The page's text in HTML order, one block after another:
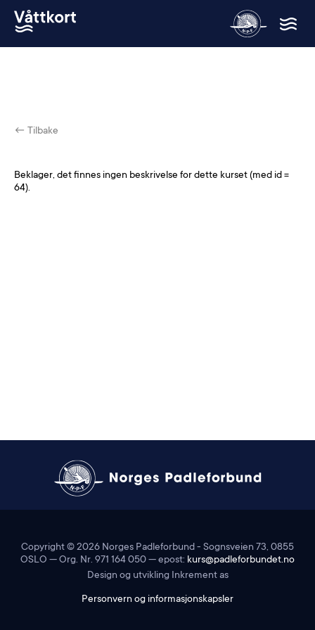
← Tilbake
Beklager, det finnes ingen beskrivelse for dette kurset (med id =
64).
Copyright ©2026 Norges Padleforbund - Sognsveien 73, 0855
OSLO — Org. Nr. 971 164 050 — epost: kurs@padleforbundet.no
Design og utvikling Inkrement as
Personvern og informasjonskapsler